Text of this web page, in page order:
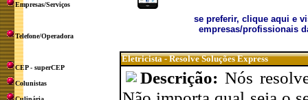
Empresas/Serviços
Telefone/Operadora
CEP - superCEP
Colunistas
se preferir, clique aqui e
empresas/profissionais
Eletricista - Resolve Soluções Express
Descrição: Nós